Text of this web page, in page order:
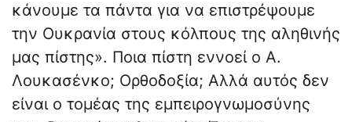
κάνουμε τα πάντα για να επιστρέψουμε
την Ουκρανία στους κόλπους της αληθινής
μας πίστης». Ποια πίστη εννοεί ο Α.
Λουκασένκο; Ορθοδοξία; Αλλά αυτός δεν
είναι ο τομέας της εμπειρογνωμοσύνης